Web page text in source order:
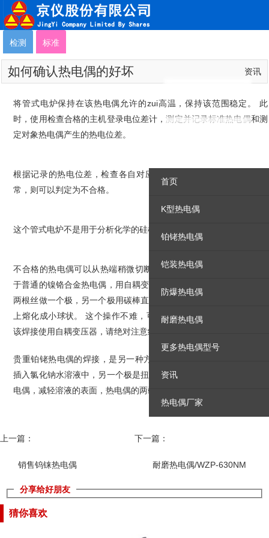
首页
K型热电偶
铂铑热电偶
铠装热电偶
防爆热电偶
耐磨热电偶
更多热电偶型号
资讯
热电偶厂家
检测 标准
如何确认热电偶的好坏 资讯
将管式电炉保持在该热电偶允许的zui高温，保持该范围稳定。 此
时，使用检查合格的主机登录电位差计，测定并记录标准热电偶和测
定对象热电偶产生的热电位差。
根据记录的热电位差，检查各自对应的温度，如果测定的热电偶异
常，则可以判定为不合格。
这个管式电炉不是用于分析化学的硅棒管式电炉。
不合格的热电偶可以从热端稍微切断，再焊接。 焊接方法简单，对
于普通的镍铬合金热电偶，用自耦变压器调整到低电压，用热电偶的
两根丝做一个极，另一个极用碳棒直接点火电弧，两根热电偶丝在头
上熔化成小球状。 这个操作不难，可以调整电压，马上就能把握。
该焊接使用自耦变压器，请绝对注意绝缘，确保安全。
贵重铂铑热电偶的焊接，是另一种方法。 将调压后的电源的一个极
插入氯化钠水溶液中，另一个极是扭曲的热电偶，用绝缘夹钳夹住热
电偶，减轻溶液的表面，热电偶的两端就会融合。
上一篇：
销售钨铼热电偶
下一篇：
耐磨热电偶/WZP-630NM
分享给好朋友
猜你喜欢